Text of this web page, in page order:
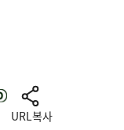
URL복사